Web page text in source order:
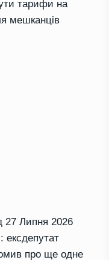
тарифи на
мешканців
27 Липня 2026
ексдепутат
про ще одне